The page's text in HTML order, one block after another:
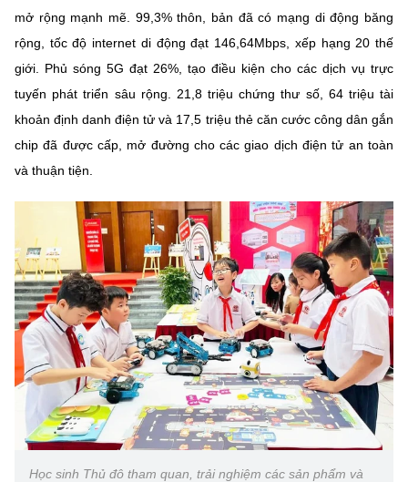
Cơ quan chủ quản: Bộ Khoa học và Công nghệ (MST)
Chịu trách nhiệm nội dung: Nguyễn Thị Hải Hằng
Giám đốc Trung tâm Truyền thông Khoa học và Công nghệ.
Liên hệ
Điện thoại: 024 3936 9506
Email:stc@mst.gov.vn
©2026 Bản quyền thuộc Bộ Khoa Học và Công Nghệ
website này)
mở rộng mạnh mẽ. 99,3% thôn, bản đã có mạng di động băng
rộng, tốc độ internet di động đạt 146,64Mbps, xếp hạng 20 thế
giới. Phủ sóng 5G đạt 26%, tạo điều kiện cho các dịch vụ trực
tuyến phát triển sâu rộng. 21,8 triệu chứng thư số, 64 triệu tài
khoản định danh điện tử và 17,5 triệu thẻ căn cước công dân gắn
chip đã được cấp, mở đường cho các giao dịch điện tử an toàn
và thuận tiện.
Học sinh Thủ đô tham quan, trải nghiệm các sản phẩm và